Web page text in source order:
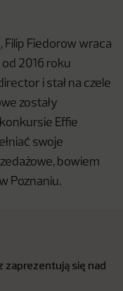
Filip Fiedorow wraca
2016 roku
i stał na czele
zostały
Effie
swoje
bowiem
Poznaniu.
zaprezentują się nad